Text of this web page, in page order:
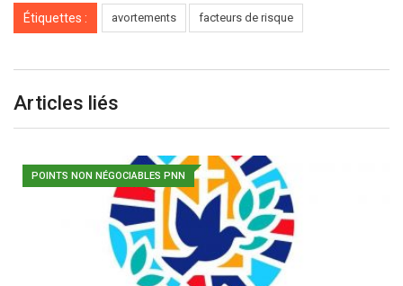
Étiquettes : avortements facteurs de risque
Articles liés
POINTS NON NÉGOCIABLES PNN